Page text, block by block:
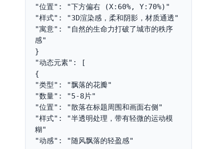
"位置": "下方偏右 (X:60%, Y:70%)"
"样式": "3D渲染感，柔和阴影，材质通透"
"寓意": "自然的生命力打破了城市的秩序
感"
}
"动态元素": [
{
"类型": "飘落的花瓣"
"数量": "5-8片"
"位置": "散落在标题周围和画面右侧"
"样式": "半透明处理，带有轻微的运动模
糊"
"动感": "随风飘落的轻盈感"